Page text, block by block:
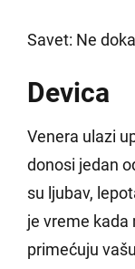
Savet: Ne
Devica
Venera ulazi
donosi jedan
su ljubav,
je vreme
primećuju